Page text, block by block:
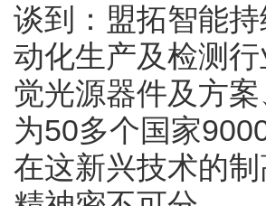
谈到：盟拓智能
动化生产及检测
觉光源器件及方
为50多个国家
在这新兴技术的